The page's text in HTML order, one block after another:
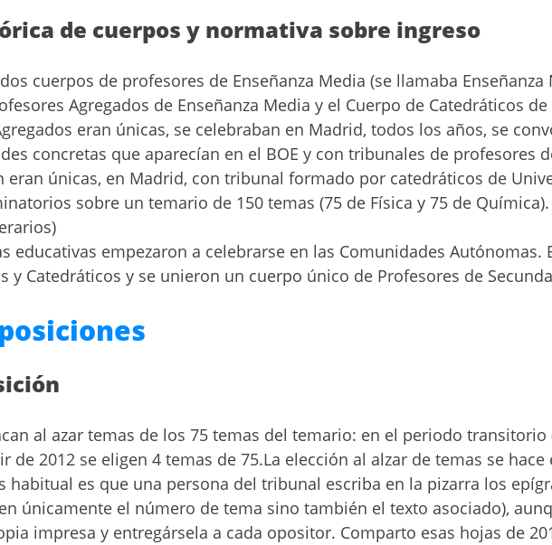
de cuerpos y normativa sobre ingreso
cuerpos de profesores de Enseñanza Media (se llamaba
Agregados de Enseñanza Media y el Cuerpo de Catedráticos
eran únicas, se celebraban en Madrid, todos los años, se
concretas que aparecían en el BOE y con tribunales de profesores
eran únicas, en Madrid, con tribunal formado por catedráticos de
sobre un temario de 150 temas (75 de Física y 75 de
educativas empezaron a celebrarse en las Comunidades
y Catedráticos y se unieron un cuerpo único de Profesores de
al azar temas de los 75 temas del temario: en el periodo transitorio
de 2012 se eligen 4 temas de 75.La elección al alzar de temas se
habitual es que una persona del tribunal escriba en la pizarra los
únicamente el número de tema sino también el texto asociado),
impresa y entregársela a cada opositor. Comparto esas hojas de